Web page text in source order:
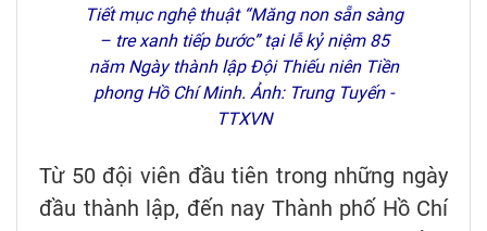
Tiết mục nghệ thuật “Măng non sẵn sàng
– tre xanh tiếp bước” tại lễ kỷ niệm 85
năm Ngày thành lập Đội Thiếu niên Tiền
phong Hồ Chí Minh. Ảnh: Trung Tuyến -
TTXVN
Từ 50 đội viên đầu tiên trong những ngày
đầu thành lập, đến nay Thành phố Hồ Chí